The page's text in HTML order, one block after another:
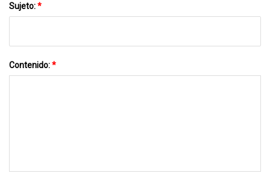
Sujeto:*
Contenido:*